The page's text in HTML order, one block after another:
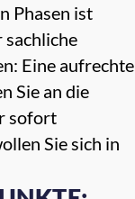
Phasen ist
sachliche
Eine aufrechte
Sie an die
sofort
Sie sich in